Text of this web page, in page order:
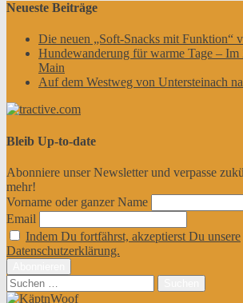
Neueste Beiträge
Die neuen „Soft-Snacks mit Funktion“
Hundewanderung für warme Tage – Im
Main
Auf dem Westweg von Untersteinach
Bleib Up-to-date
Abonniere unser Newsletter und verpasse
mehr!
Vorname oder ganzer Name
Email
Indem Du fortfährst, akzeptierst Du unsere
Datenschutzerklärung.
Suchen
nach: